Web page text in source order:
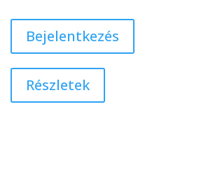
Bejelentkezés
Részletek